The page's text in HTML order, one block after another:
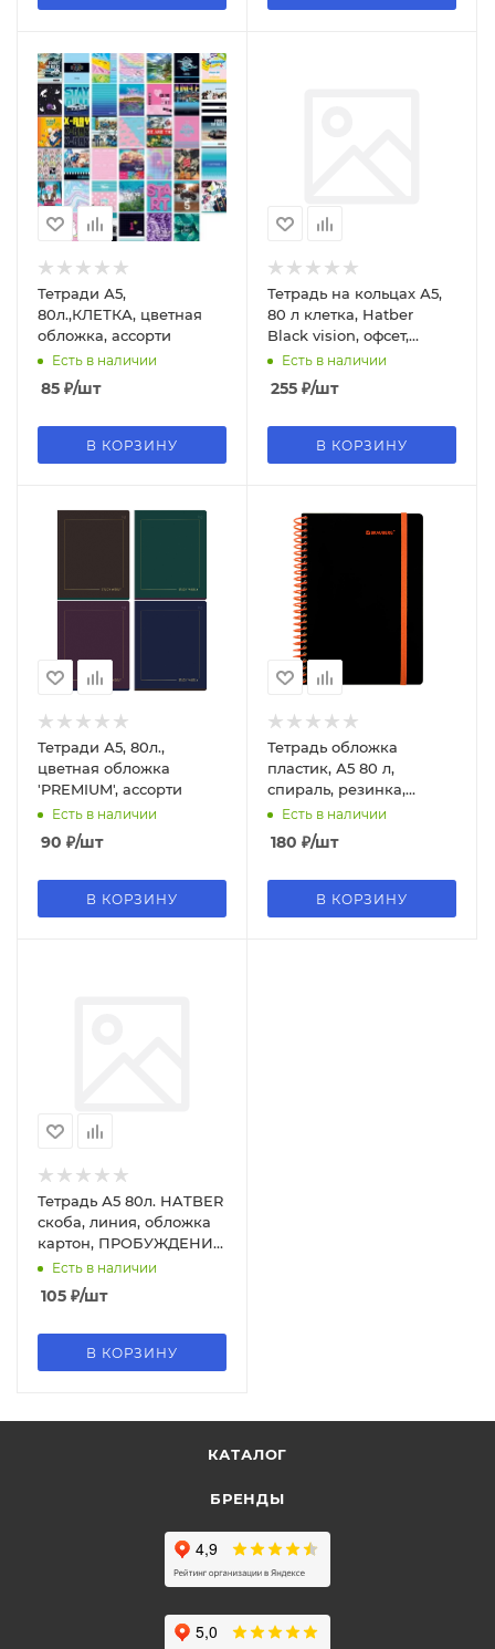
Тетради А5,
80л.,КЛЕТКА, цветная
обложка, ассорти
Есть в наличии
85 ₽/шт
В КОРЗИНУ
Тетрадь на кольцах А5,
80 л клетка, Hatber
Black vision, офсет,
обложка - слим-картон,
572658
Есть в наличии
255 ₽/шт
В КОРЗИНУ
Тетради А5, 80л.,
цветная обложка
'PREMIUM', ассорти
Есть в наличии
90 ₽/шт
В КОРЗИНУ
Тетрадь обложка
пластик, А5 80 л,
спираль, резинка,
клетка, BRAUBERG,
черный/оранжевый,
405386
Есть в наличии
180 ₽/шт
В КОРЗИНУ
Тетрадь А5 80л. HATBER
скоба, линия, обложка
картон, ПРОБУЖДЕНИЕ
ПРИРОДЫ (микс),
046931
Есть в наличии
105 ₽/шт
В КОРЗИНУ
КАТАЛОГ
БРЕНДЫ